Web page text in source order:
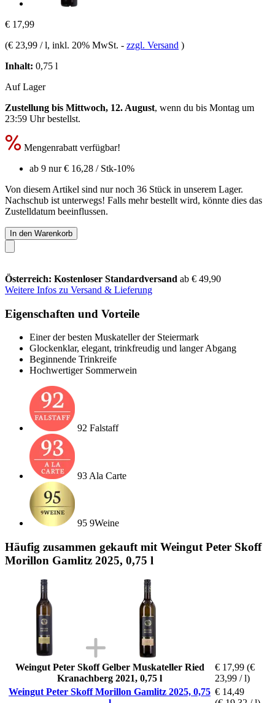
€ 17,99
(€ 23,99 / l, inkl. 20% MwSt. - zzgl. Versand )
Inhalt: 0,75 l
Auf Lager
Zustellung bis Mittwoch, 12. August, wenn du bis Montag um
23:59 Uhrbestellst.
Mengenrabatt verfügbar!
ab 9 nur€ 16,28 / Stk-10%
Von diesem Artikel sind nur noch 36 Stück in unserem Lager.
Nachschub ist unterwegs! Falls mehr bestellt wird, könnte dies das
Zustelldatum beeinflussen.
In den Warenkorb
Österreich: Kostenloser Standardversand ab € 49,90
Weitere Infos zu Versand & Lieferung
Eigenschaften und Vorteile
Einer der besten Muskateller der Steiermark
Glockenklar, elegant, trinkfreudig und langer Abgang
Beginnende Trinkreife
Hochwertiger Sommerwein
92 Falstaff
93 Ala Carte
95 9Weine
Häufig zusammen gekauft mit Weingut Peter Skoff
Morillon Gamlitz 2025, 0,75 l
Weingut Peter Skoff Gelber Muskateller Ried
Kranachberg 2021, 0,75 l
€ 17,99 (€
23,99 / l)
Weingut Peter Skoff Morillon Gamlitz 2025, 0,75 € 14,49